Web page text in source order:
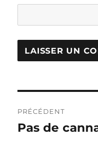
de
PRÉCÉDENT
Publication
Pas de